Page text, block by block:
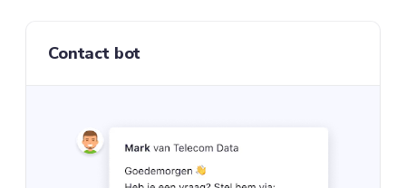
Contact bot